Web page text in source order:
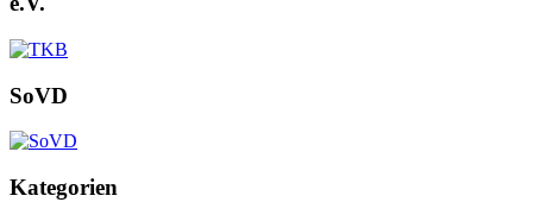
SoVD
Kategorien